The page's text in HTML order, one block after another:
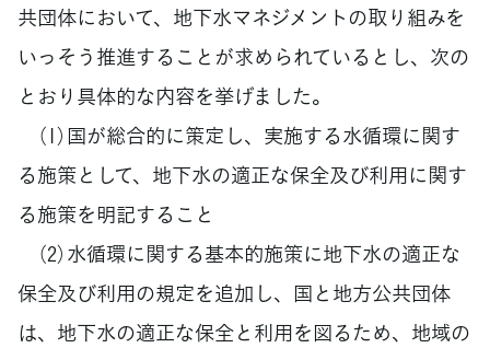
共団体において、地下水マネジメントの取り組みを
いっそう推進することが求められているとし、次の
とおり具体的な内容を挙げました。
（1）国が総合的に策定し、実施する水循環に関す
る施策として、地下水の適正な保全及び利用に関す
る施策を明記すること
（2）水循環に関する基本的施策に地下水の適正な
保全及び利用の規定を追加し、国と地方公共団体
は、地下水の適正な保全と利用を図るため、地域の